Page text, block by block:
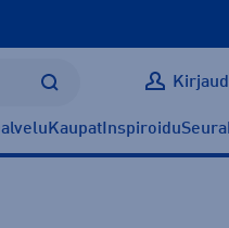
Kaupat Inspiroidu